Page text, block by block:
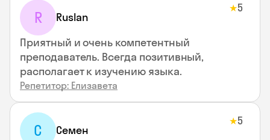
R Ruslan
★5
Приятный и очень компетентный
преподаватель. Всегда позитивный,
располагает к изучению языка.
Репетитор: Елизавета
С Семен
★5